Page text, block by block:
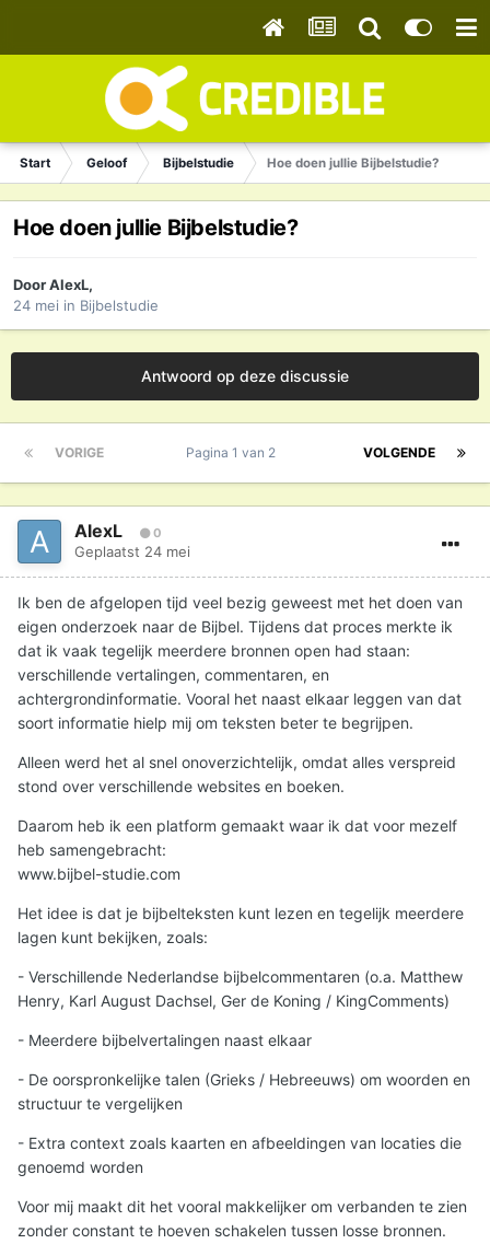
Start Geloof Bijbelstudie Hoe doen jullie Bijbelstudie?
Hoe doen jullie Bijbelstudie?
DoorAlexL,
24 mei in Bijbelstudie
Antwoord op deze discussie
VORIGE VOLGENDE
Pagina 1 van 2
AlexL 0
Geplaatst 24 mei
Ik ben de afgelopen tijd veel bezig geweest met het doen van
eigen onderzoek naar de Bijbel. Tijdens dat proces merkte ik
dat ik vaak tegelijk meerdere bronnen open had staan:
verschillende vertalingen, commentaren, en
achtergrondinformatie. Vooral het naast elkaar leggen van dat
soort informatie hielp mij om teksten beter te begrijpen.
Alleen werd het al snel onoverzichtelijk, omdat alles verspreid
stond over verschillende websites en boeken.
Daarom heb ik een platform gemaakt waar ik dat voor mezelf
heb samengebracht:
www.bijbel-studie.com
Het idee is dat je bijbelteksten kunt lezen en tegelijk meerdere
lagen kunt bekijken, zoals:
- Verschillende Nederlandse bijbelcommentaren (o.a. Matthew
Henry, Karl August Dachsel, Ger de Koning / KingComments)
- Meerdere bijbelvertalingen naast elkaar
- De oorspronkelijke talen (Grieks / Hebreeuws) om woorden en
structuur te vergelijken
- Extra context zoals kaarten en afbeeldingen van locaties die
genoemd worden
Voor mij maakt dit het vooral makkelijker om verbanden te zien
zonder constant te hoeven schakelen tussen losse bronnen.